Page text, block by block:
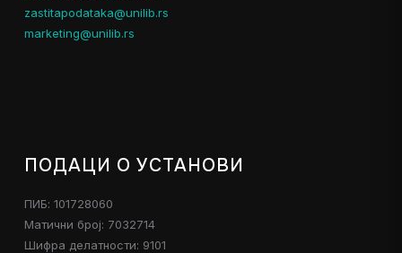
zastitapodataka@unilib.rs
marketing@unilib.rs
ПОДАЦИ О УСТАНОВИ
ПИБ: 101728060
Матични број: 7032714
Шифра делатности: 9101